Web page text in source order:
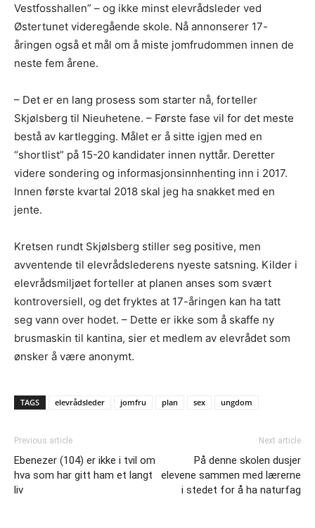
Vestfosshallen” – og ikke minst elevrådsleder ved
Østertunet videregående skole. Nå annonserer 17-
åringen også et mål om å miste jomfrudommen innen de
neste fem årene.
– Det er en lang prosess som starter nå, forteller
Skjølsberg til Nieuhetene. – Første fase vil for det meste
bestå av kartlegging. Målet er å sitte igjen med en
“shortlist” på 15-20 kandidater innen nyttår. Deretter
videre sondering og informasjonsinnhenting inn i 2017.
Innen første kvartal 2018 skal jeg ha snakket med en
jente.
Kretsen rundt Skjølsberg stiller seg positive, men
avventende til elevrådslederens nyeste satsning. Kilder i
elevrådsmiljøet forteller at planen anses som svært
kontroversiell, og det fryktes at 17-åringen kan ha tatt
seg vann over hodet. – Dette er ikke som å skaffe ny
brusmaskin til kantina, sier et medlem av elevrådet som
ønsker å være anonymt.
TAGS elevrådsleder jomfru plan sex ungdom
Previous article
Ebenezer (104) er ikke i tvil om
hva som har gitt ham et langt
liv
Next article
På denne skolen dusjer
elevene sammen med lærerne
i stedet for å ha naturfag